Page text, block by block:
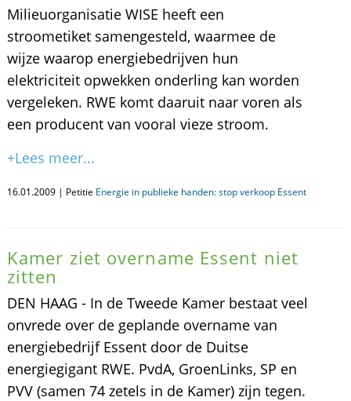
Milieuorganisatie WISE heeft een
stroometiket samengesteld, waarmee de
wijze waarop energiebedrijven hun
elektriciteit opwekken onderling kan worden
vergeleken. RWE komt daaruit naar voren als
een producent van vooral vieze stroom.
+Lees meer...
16.01.2009 | Petitie Energie in publieke handen: stop verkoop Essent
Kamer ziet overname Essent niet
zitten
DEN HAAG - In de Tweede Kamer bestaat veel
onvrede over de geplande overname van
energiebedrijf Essent door de Duitse
energiegigant RWE. PvdA, GroenLinks, SP en
PVV (samen 74 zetels in de Kamer) zijn tegen.